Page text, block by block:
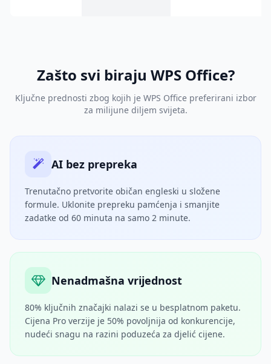
Zašto svi biraju WPS Office?
Ključne prednosti zbog kojih je WPS Office preferirani izbor
za milijune diljem svijeta.
AI bez prepreka
Trenutačno pretvorite običan engleski u složene
formule. Uklonite prepreku pamćenja i smanjite
zadatke od 60 minuta na samo 2 minute.
Nenadmašna vrijednost
80% ključnih značajki nalazi se u besplatnom paketu.
Cijena Pro verzije je 50% povoljnija od konkurencije,
nudeći snagu na razini poduzeća za djelić cijene.